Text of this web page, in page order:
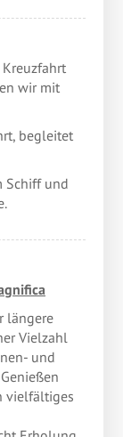
wir mit
begleitet
Schiff und
längere
Vielzahl
und
vielfältiges